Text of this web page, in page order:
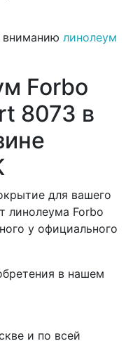
линолеум
Forbo
8073 в
для вашего
линолеума Forbo
у официального
в нашем
и по всей